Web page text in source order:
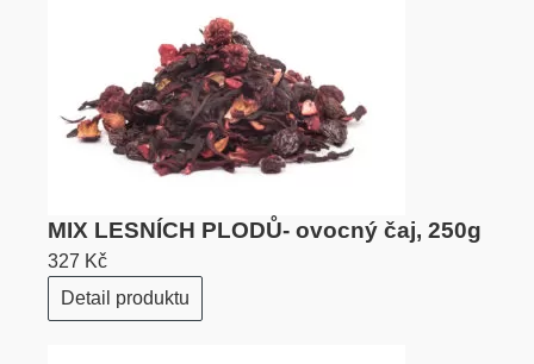
MIX LESNÍCH PLODŮ- ovocný čaj, 250g
327 Kč
Detail produktu